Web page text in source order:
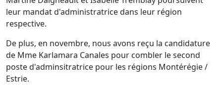
leur mandat d'administratrice dans leur région
respective.
De plus, en novembre, nous avons reçu la candidature
de Mme Karlamara Canales pour combler le second
poste d'adminsitratrice pour les régions Montérégie /
Estrie.